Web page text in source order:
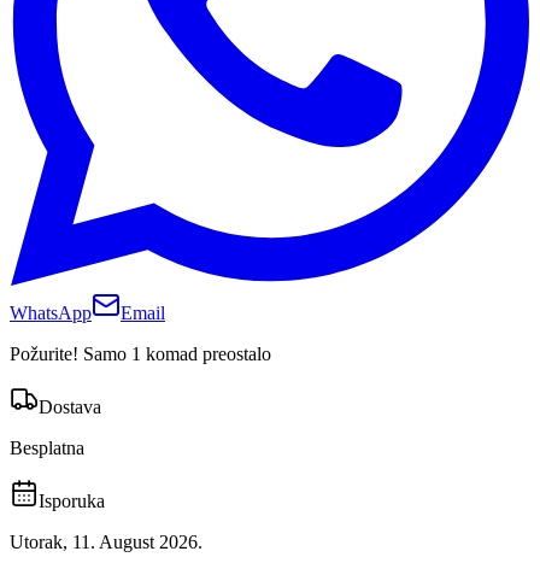
WhatsApp
Email
Požurite! Samo 1 komad preostalo
Dostava
Besplatna
Isporuka
Utorak, 11. August 2026.